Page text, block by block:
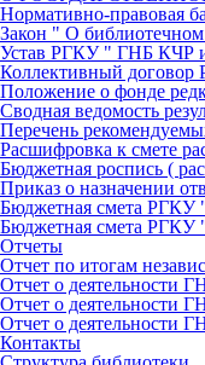
Нормативно-правовая
Закон " О библиотечном
Устав РГКУ " ГНБ КЧР
Коллективный
Положение о фонде
Сводная ведомость
Перечень
Расшифровка к смете
Бюджетная роспись (
Приказ о назначении
Бюджетная смета
Бюджетная смета
Отчеты
Отчет по итогам
Отчет о деятельности
Отчет о деятельности
Отчет о деятельности
Контакты